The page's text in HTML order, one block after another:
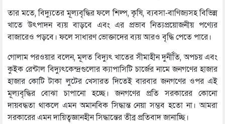
তার মতে, বিদ্যুতের মূল্যবৃদ্ধির ফলে শিল্প, কৃষি, ব্যবসা-বাণিজ্যসহ বিভিন্ন
খাতে উৎপাদন ব্যয় বাড়বে এবং এর প্রভাব নিত্যপ্রয়োজনীয় পণ্যের
বাজারেও পড়বে। ফলে সাধারণ ভোক্তাদের ব্যয় আরও বৃদ্ধি পেতে পারে।
গোলাম পরওয়ার বলেন, মূলত বিদ্যুৎ খাতের সীমাহীন দুর্নীতি, অপচয় এবং
কুইক রেন্টাল বিদ্যুৎকেন্দ্রগুলোর ক্যাপাসিটি চার্জের নামে জনগণের হাজার
হাজার কোটি টাকা লুটের খেসারত দিতেই বারবার জনগণের ওপর এই
মূল্যবৃদ্ধির বোঝা চাপানো হচ্ছে। জনগণের প্রতি সরকারের কোনো
দায়বদ্ধতা থাকলে এমন অমানবিক সিদ্ধান্ত নেয়া সম্ভব হতো না। আমরা
সরকারের এমন দায়িত্বজ্ঞানহীন সিদ্ধান্তের তীব্র প্রতিবাদ জানাচ্ছি।